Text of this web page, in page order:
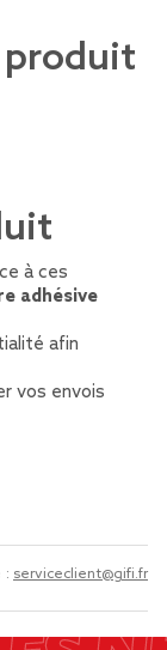
produit
à ces
adhésive
afin
vos envois
: serviceclient@gifi.fr